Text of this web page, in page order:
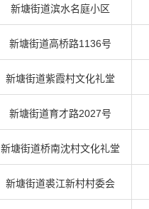
新塘街道滨水名庭小区
新塘街道高桥路1136号
新塘街道紫霞村文化礼堂
新塘街道育才路2027号
新塘街道桥南沈村文化礼堂
新塘街道裘江新村村委会